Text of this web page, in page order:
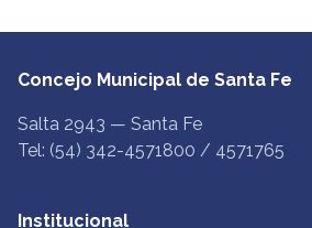
Concejo Municipal de Santa Fe
Salta 2943 — Santa Fe
Tel: (54) 342-4571800 / 4571765
Institucional